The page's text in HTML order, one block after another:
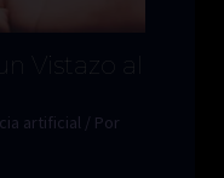
Vistazo al
artificial / Por